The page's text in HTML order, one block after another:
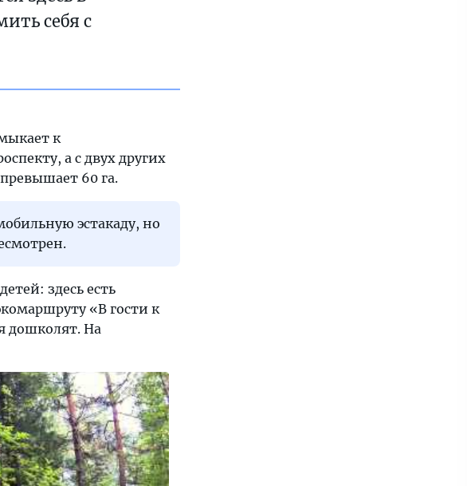
себя с
к
а с двух других
60 га.
эстакаду, но
здесь есть
«В гости к
дошколят. На